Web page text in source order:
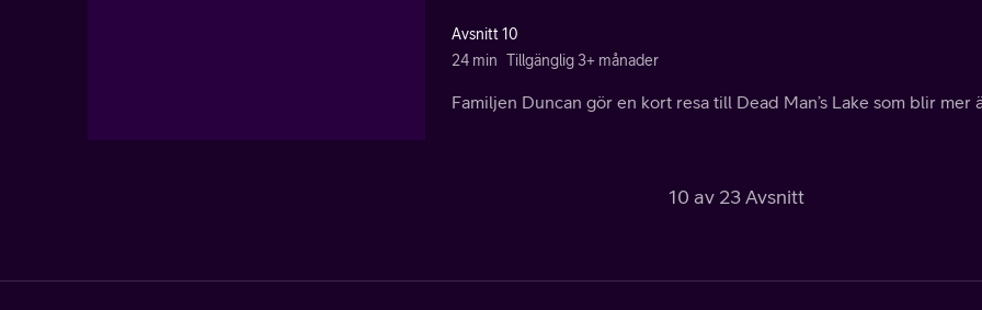
Avsnitt 10
24 min Tillgänglig 3+ månader
Familjen Duncan gör en kort resa till Dead Man’s Lake som blir mer
10 av 23 Avsnitt